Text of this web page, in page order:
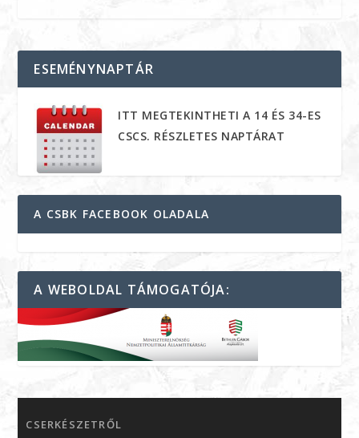
ESEMÉNYNAPTÁR
ITT MEGTEKINTHETI A 14 ÉS 34-ES
CSCS. RÉSZLETES NAPTÁRAT
A CSBK FACEBOOK OLADALA
A WEBOLDAL TÁMOGATÓJA:
CSERKÉSZETRŐL